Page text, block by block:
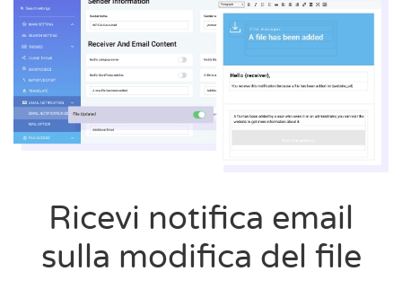
Ricevi notifica email
sulla modifica del file